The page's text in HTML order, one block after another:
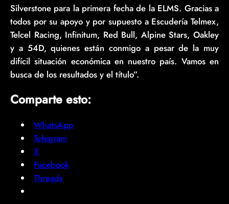
Silverstone para la primera fecha de la ELMS. Gracias a
todos por su apoyo y por supuesto a Escudería Telmex,
Telcel Racing, Infinitum, Red Bull, Alpine Stars, Oakley
y a 54D, quienes están conmigo a pesar de la muy
difícil situación económica en nuestro país. Vamos en
busca de los resultados y el título”.
Comparte esto:
WhatsApp
Telegram
X
Facebook
Threads